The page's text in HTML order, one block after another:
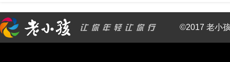
©2017 老小